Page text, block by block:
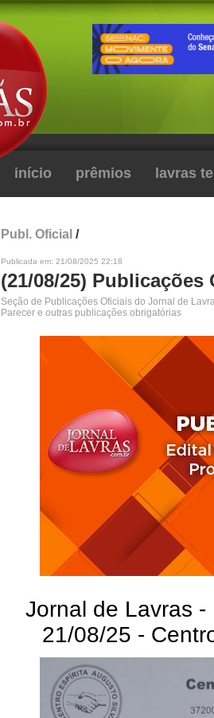
início prêmios lavras
Publ. Oficial /
Publicada em: 21/08/2025 22:18
(21/08/25)
Seção de Publicações Oficiais do Jornal de
Parecer e outras publicações obrigatórias
Jornal de Lavras
21/08/25 -